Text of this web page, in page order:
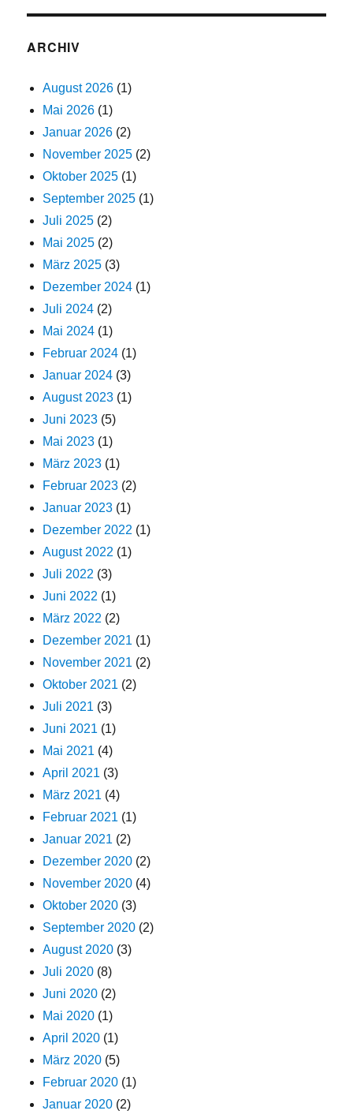
ARCHIV
August 2026 (1)
Mai 2026 (1)
Januar 2026 (2)
November 2025 (2)
Oktober 2025 (1)
September 2025 (1)
Juli 2025 (2)
Mai 2025 (2)
März 2025 (3)
Dezember 2024 (1)
Juli 2024 (2)
Mai 2024 (1)
Februar 2024 (1)
Januar 2024 (3)
August 2023 (1)
Juni 2023 (5)
Mai 2023 (1)
März 2023 (1)
Februar 2023 (2)
Januar 2023 (1)
Dezember 2022 (1)
August 2022 (1)
Juli 2022 (3)
Juni 2022 (1)
März 2022 (2)
Dezember 2021 (1)
November 2021 (2)
Oktober 2021 (2)
Juli 2021 (3)
Juni 2021 (1)
Mai 2021 (4)
April 2021 (3)
März 2021 (4)
Februar 2021 (1)
Januar 2021 (2)
Dezember 2020 (2)
November 2020 (4)
Oktober 2020 (3)
September 2020 (2)
August 2020 (3)
Juli 2020 (8)
Juni 2020 (2)
Mai 2020 (1)
April 2020 (1)
März 2020 (5)
Februar 2020 (1)
Januar 2020 (2)